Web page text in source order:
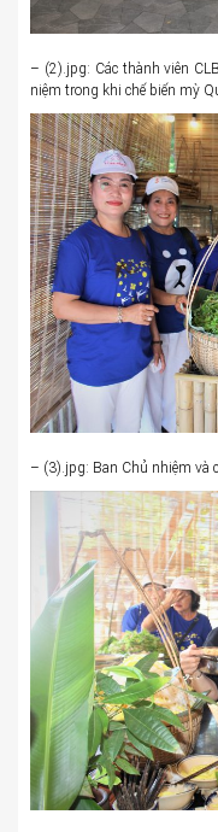
– (2).jpg: Các thành viên
niệm trong khi chế biến mỳ
– (3).jpg: Ban Chủ nhiệm và